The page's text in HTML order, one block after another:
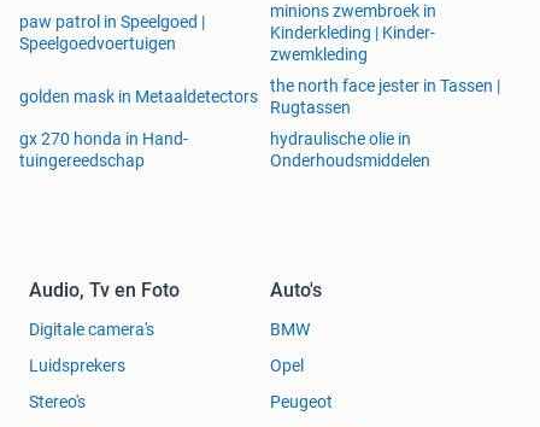
paw patrol in Speelgoed |
Speelgoedvoertuigen
minions zwembroek in
Kinderkleding | Kinder-
zwemkleding
golden mask in Metaaldetectors
the north face jester in Tassen |
Rugtassen
gx 270 honda in Hand-
tuingereedschap
hydraulische olie in
Onderhoudsmiddelen
Audio, Tv en Foto
Digitale camera's
Luidsprekers
Stereo's
Auto's
BMW
Opel
Peugeot